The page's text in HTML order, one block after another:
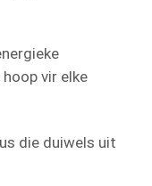
hoop vir elke
die duiwels uit